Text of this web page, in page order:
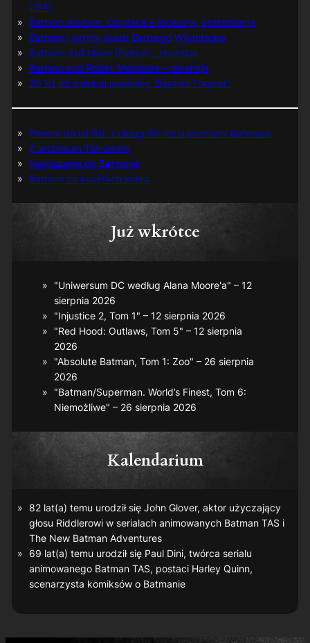
USA)
Batman Arkham: Clayface – recenzja, prezentacja
Batman i ukryty skarb Berniego Wrightsona
Batman: Full Moon (Pełnia) – recenzja
Batman and Robin: Memento – recenzja
30 lat od polskiej premiery „Batman Forever”
Powrót do lat 60. z okazji 60-lecia premiery Batmana
Z archiwum TM-Semic
Nawiązania do Batmana
Batman na kasetach video
Już wkrótce
"Uniwersum DC według Alana Moore'a" – 12
sierpnia 2026
"Injustice 2, Tom 1" – 12 sierpnia 2026
"Red Hood: Outlaws, Tom 5" – 12 sierpnia
2026
"Absolute Batman, Tom 1: Zoo" – 26 sierpnia
2026
"Batman/Superman. World’s Finest, Tom 6:
Niemożliwe" – 26 sierpnia 2026
Kalendarium
82 lat(a) temu urodził się John Glover, aktor użyczający
głosu Riddlerowi w serialach animowanych Batman TAS i
The New Batman Adventures
69 lat(a) temu urodził się Paul Dini, twórca serialu
animowanego Batman TAS, postaci Harley Quinn,
scenarzysta komiksów o Batmanie